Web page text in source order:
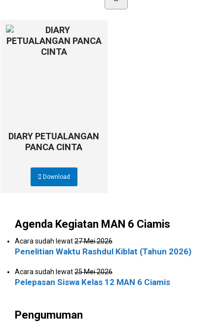
DIARY PETUALANGAN
PANCA CINTA
Download
Agenda Kegiatan MAN 6 Ciamis
Acara sudah lewat27 Mei 2026
Penelitian Waktu Rashdul Kiblat (Tahun 2026)
Acara sudah lewat25 Mei 2026
Pelepasan Siswa Kelas 12 MAN 6 Ciamis
Pengumuman